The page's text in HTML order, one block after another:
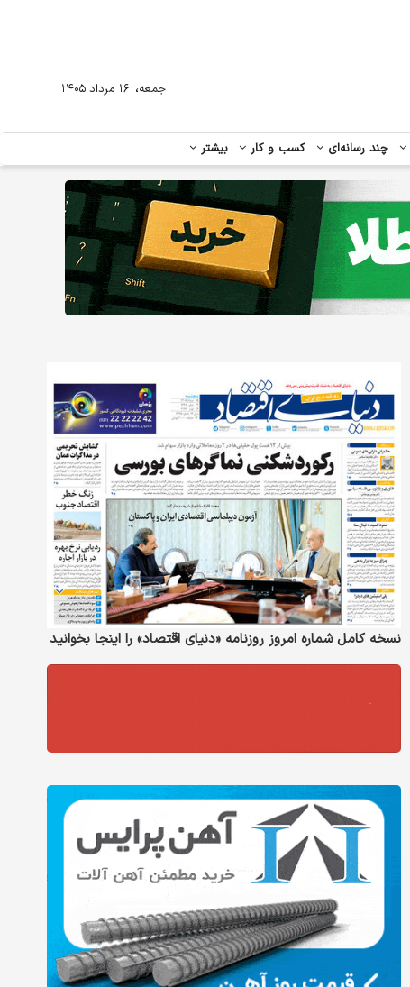
چند رسانه‌ای کسب و کار بیشتر
جمعه، ۱۶ مرداد ۱۴۰۵
نسخه کامل شماره امروز روزنامه «دنیای‌ اقتصاد» را اینجا بخوانید